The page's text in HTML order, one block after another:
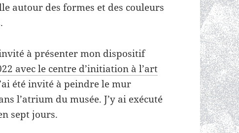
autour des formes et des couleurs
à présenter mon dispositif
avec le centre d’initiation à l’art
été invité à peindre le mur
l’atrium du musée. J’y ai exécuté
sept jours.